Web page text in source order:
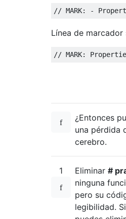
// MARK: -
Línea de
// MARK:
¿Entonces
una pérdida
cerebro.
1 Eliminar #
ninguna
pero su
legibilidad.